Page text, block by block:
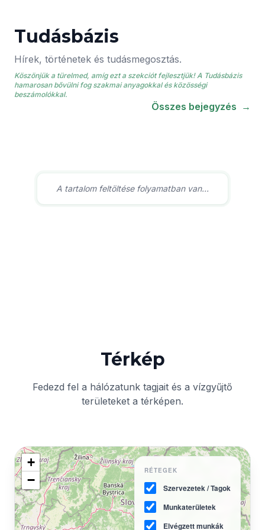
Tudásbázis
Hírek, történetek és tudásmegosztás.
Köszönjük a türelmed, amíg ezt a szekciót fejlesztjük! A Tudásbázis
hamarosan bővülni fog szakmai anyagokkal és közösségi
beszámolókkal.
Összes bejegyzés →
A tartalom feltöltése folyamatban van...
Térkép
Fedezd fel a hálózatunk tagjait és a vízgyűjtő
területeket a térképen.
RÉTEGEK
Szervezetek / Tagok
Munkaterületek
Elvégzett munkák
+
−